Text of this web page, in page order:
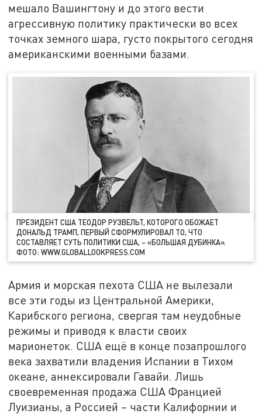
мешало Вашингтону и до этого вести
агрессивную политику практически во всех
точках земного шара, густо покрытого сегодня
американскими военными базами.
ПРЕЗИДЕНТ США ТЕОДОР РУЗВЕЛЬТ, КОТОРОГО ОБОЖАЕТ
ДОНАЛЬД ТРАМП, ПЕРВЫЙ СФОРМУЛИРОВАЛ ТО, ЧТО
СОСТАВЛЯЕТ СУТЬ ПОЛИТИКИ США, – «БОЛЬШАЯ ДУБИНКА».
ФОТО: WWW.GLOBALLOOKPRESS.COM
Армия и морская пехота США не вылезали
все эти годы из Центральной Америки,
Карибского региона, свергая там неудобные
режимы и приводя к власти своих
марионеток. США ещё в конце позапрошлого
века захватили владения Испании в Тихом
океане, аннексировали Гавайи. Лишь
своевременная продажа США Францией
Луизианы, а Россией – части Калифорнии и